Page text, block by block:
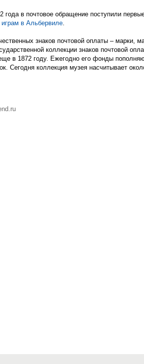
года в почтовое обращение поступили
в Альбервиле.
знаков почтовой оплаты – марки,
коллекции знаков почтовой
в 1872 году. Ежегодно его фонды
Сегодня коллекция музея насчитывает